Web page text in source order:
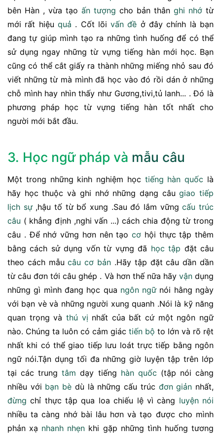
bên Hàn , vừa tạo ấn tượng cho bản thân ghi nhớ từ
mới rất hiệu quả . Cốt lõivấn đề ở đây chính là bạn
đang tự giúp mình tạo ra những tình huống để có thể
sử dụng ngay những từ vựng tiếng hàn mới học. Bạn
cũng có thể cắt giấy ra thành những miếng nhỏ sau đó
viết những từ mà mình đã học vào đó rồi dán ở những
chỗ mình hay nhìn thấy như Gương,tivi,tủ lanh... . Đó là
phương pháp học từ vựng tiếng hàn tốt nhất cho
người mới bắt đầu.
3. Học ngữ pháp và mẫu câu
Một trong những kinh nghiệm học tiếng hàn quốc là
hãy học thuộc và ghi nhớ những dạng câugiao tiếp
lịch sự,hậu tố từ bổ xung .Sau đó lắm vữngcấu trúc
câu ( khẳng định ,nghi vấn ...) cách chia động từ trong
câu . Để nhớ vững hơn nên tạo cơ hội thực tập thêm
bằng cách sử dụng vốn từ vựng đã học tập đặt câu
theo cách mẫucâu cơ bản .Hãy tập đặt câu dần dần
từ câu đơn tới câu ghép . Và hơn thế nữa hãy vậndụng
những gì mình đang học qua ngôn ngữnói hằng ngày
với bạn vè và những người xung quanh .Nói là kỹ năng
quan trọng và thú vị nhất của bất cứ một ngôn ngữ
nào. Chúng ta luôn có cảm giác tiến bộ to lớn và rõ rệt
nhất khi có thể giao tiếp lưu loát trực tiếp bằng ngôn
ngữ nói.Tận dụng tối đa những giờ luyện tập trên lớp
tại các trungtâm dạy tiếng hàn quốc (tập nói càng
nhiều với bạn bè dù là những cấu trúc đơn giản nhất,
đừng chỉ thực tập qua loa chiếu lệ vì càng luyện nói
nhiều ta càng nhớ bài lâu hơn và tạo được cho mình
phản xạ nhanh nhẹn khi gặp những tình huống tương